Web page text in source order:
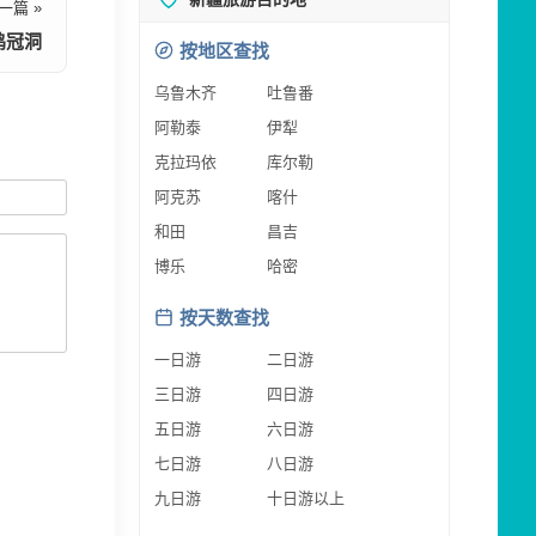
篇 »
冠洞 按地区查找
乌鲁木齐
吐鲁番
阿勒泰
伊犁
克拉玛依
库尔勒
阿克苏
喀什
和田
昌吉
博乐
哈密
按天数查找
一日游
二日游
三日游
四日游
五日游
六日游
七日游
八日游
九日游
十日游以上